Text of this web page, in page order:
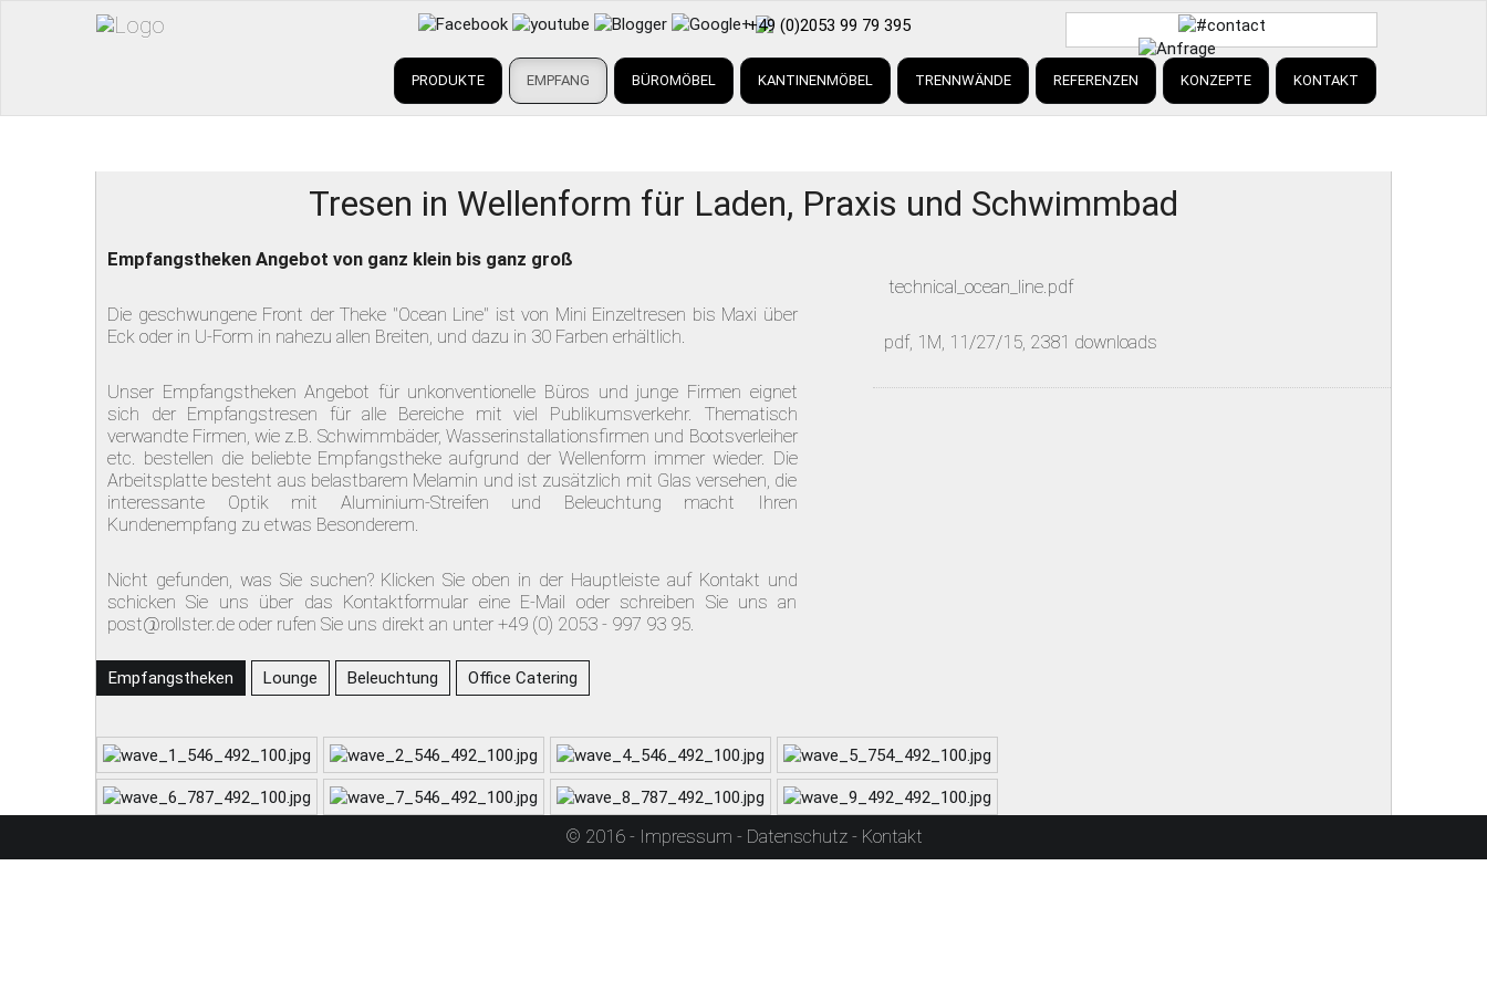
+49 (0)2053 99 79 395
PRODUKTE EMPFANG BÜROMÖBEL KANTINENMÖBEL TRENNWÄNDE REFERENZEN KONZEPTE KONTAKT
Tresen in Wellenform für Laden, Praxis und Schwimmbad
Empfangstheken Angebot von ganz klein bis ganz groß
Die geschwungene Front der Theke "Ocean Line" ist von Mini Einzeltresen bis Maxi über
Eck oder in U-Form in nahezu allen Breiten, und dazu in 30 Farben erhältlich.
Unser Empfangstheken Angebot für unkonventionelle Büros und junge Firmen eignet
sich der Empfangstresen für alle Bereiche mit viel Publikumsverkehr. Thematisch
verwandte Firmen, wie z.B. Schwimmbäder, Wasserinstallationsfirmen und Bootsverleiher
etc. bestellen die beliebte Empfangstheke aufgrund der Wellenform immer wieder. Die
Arbeitsplatte besteht aus belastbarem Melamin und ist zusätzlich mit Glas versehen, die
interessante Optik mit Aluminium-Streifen und Beleuchtung macht Ihren
Kundenempfang zu etwas Besonderem.
Nicht gefunden, was Sie suchen? Klicken Sie oben in der Hauptleiste auf Kontakt und
schicken Sie uns über das Kontaktformular eine E-Mail oder schreiben Sie uns an
post@rollster.de oder rufen Sie uns direkt an unter +49 (0) 2053 - 997 93 95.
technical_ocean_line.pdf
pdf, 1M, 11/27/15, 2381 downloads
Empfangstheken Lounge Beleuchtung Office Catering
© 2016 - Impressum - Datenschutz- Kontakt